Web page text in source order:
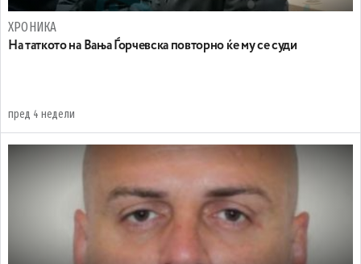
ХРОНИКА
На таткото на Вања Ѓорчевска повторно ќе му се суди
пред 4 недели